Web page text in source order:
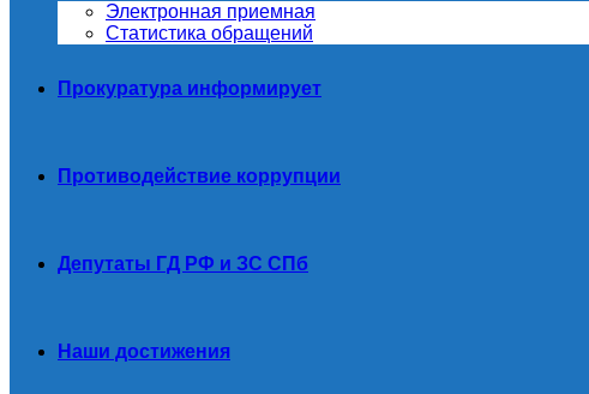
Электронная приемная
Статистика обращений
Прокуратура информирует
Противодействие коррупции
Депутаты ГД РФ и ЗС СПб
Наши достижения